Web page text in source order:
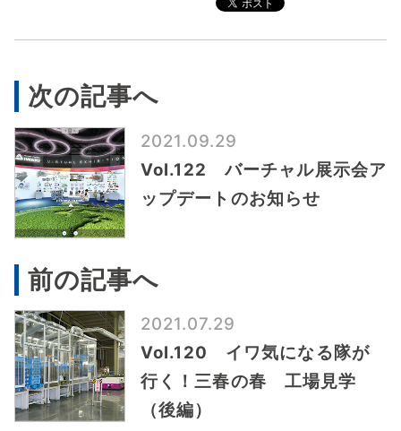
次の記事へ
2021.09.29
Vol.122 バーチャル展示会ア
ップデートのお知らせ
前の記事へ
2021.07.29
Vol.120 イワ気になる隊が
行く！三春の春 工場見学
（後編）